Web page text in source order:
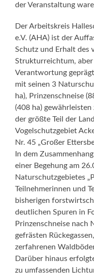
der Veranstaltung
Der Arbeitskreis
e.V. (AHA) ist der
Schutz und Erhalt des
Strukturreichtum,
Verantwortung
mit seinen 3
ha), Prinzenschneise
(408 ha)
der größte Teil der
Vogelschutzgebiet
Nr. 45 „Großer
In dem
einer Begehung am
Naturschutzgebietes
Teilnehmerinnen und
bisherigen
deutlichen Spuren in
Prinzenschneise nach
gefrästen
zerfahrenen
Darüber hinaus
zu umfassenden